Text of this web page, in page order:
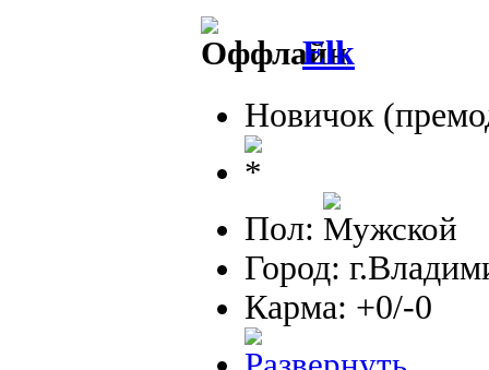
Elk
Новичок
Пол:
Город:
Карма: +0/-0